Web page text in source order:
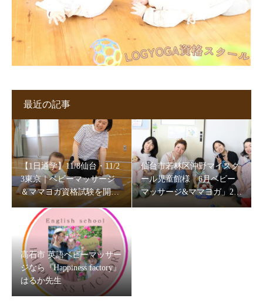
最近の記事
【1日通学】11/8仙台・11/2
3東京｜ベビーマッサージ
＆ママヨガ資格試験を開催
します
仙台市若林区沖野マイスク
ール児童館様「6月ベビー
マッサージ&ママヨガ」202
高石市 英語ベビーマッサー
ジなら『Happiness factory』
はるか先生